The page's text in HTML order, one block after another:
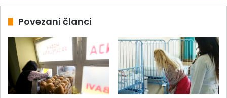
Povezani članci